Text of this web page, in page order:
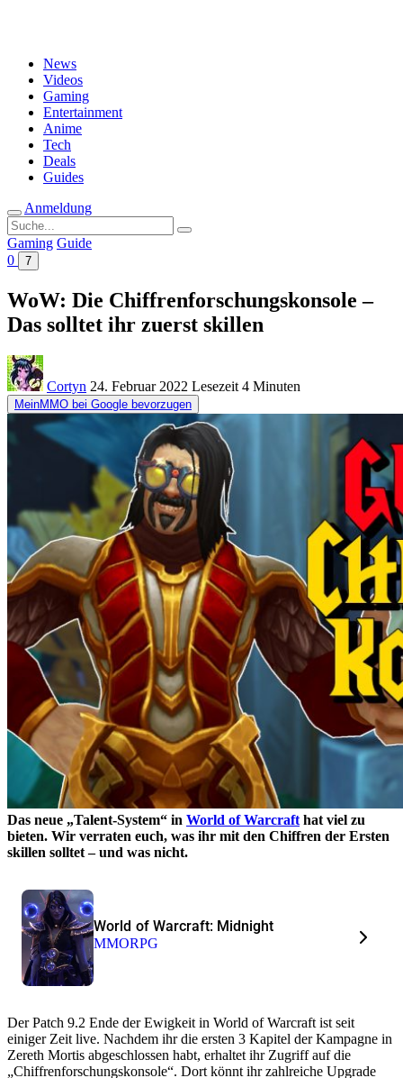
News
Videos
Gaming
Entertainment
Anime
Tech
Deals
Guides
Anmeldung
Suche
nach:
Gaming Guide
0
7
WoW: Die Chiffrenforschungskonsole –
Das solltet ihr zuerst skillen
Cortyn 24. Februar 2022 Lesezeit 4 Minuten
MeinMMO bei Google bevorzugen
Das neue „Talent-System“ in World of Warcraft hat viel zu
bieten. Wir verraten euch, was ihr mit den Chiffren der Ersten
skillen solltet – und was nicht.
World of Warcraft: Midnight
MMORPG
Der Patch 9.2 Ende der Ewigkeit in World of Warcraft ist seit
einiger Zeit live. Nachdem ihr die ersten 3 Kapitel der Kampagne in
Zereth Mortis abgeschlossen habt, erhaltet ihr Zugriff auf die
„Chiffrenforschungskonsole“. Dort könnt ihr zahlreiche Upgrade